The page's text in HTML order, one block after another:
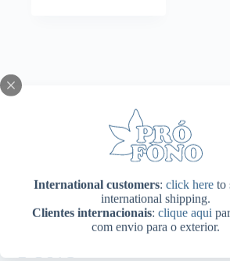
International customers: click here to
international shipping.
Clientes internacionais: clique aqui
com envio para o exterior.
Home Sobre Nós Produtos
Minha conta